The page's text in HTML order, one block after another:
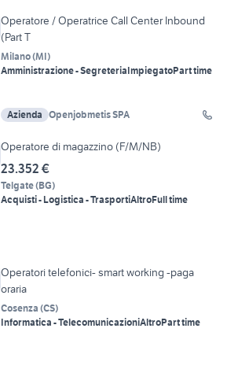
Operatore / Operatrice Call Center Inbound
(Part T
Milano(MI)
Amministrazione - SegreteriaImpiegatoPart time
Azienda Openjobmetis SPA
Operatore di magazzino (F/M/NB)
23.352 €
Telgate(BG)
Acquisti - Logistica - TrasportiAltroFull time
Operatori telefonici- smart working -paga
oraria
Cosenza (CS)
Informatica - TelecomunicazioniAltroPart time